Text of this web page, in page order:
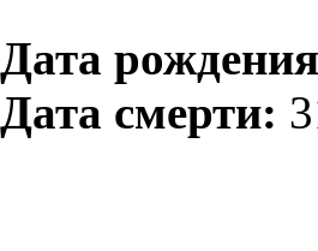
Дата
Дата смерти: